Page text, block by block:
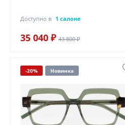
Доступно в 1 салоне
35 040 ₽ 43 800 ₽
-20% Новинка